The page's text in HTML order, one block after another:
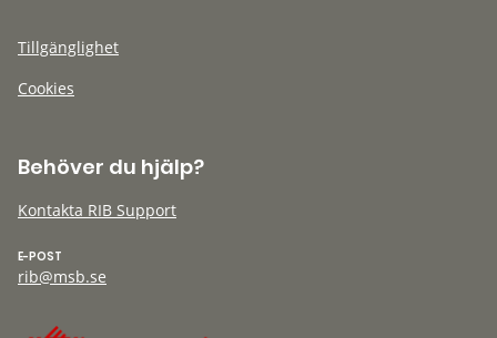
Tillgänglighet
Cookies
Behöver du hjälp?
Kontakta RIB Support
E-POST
rib@msb.se